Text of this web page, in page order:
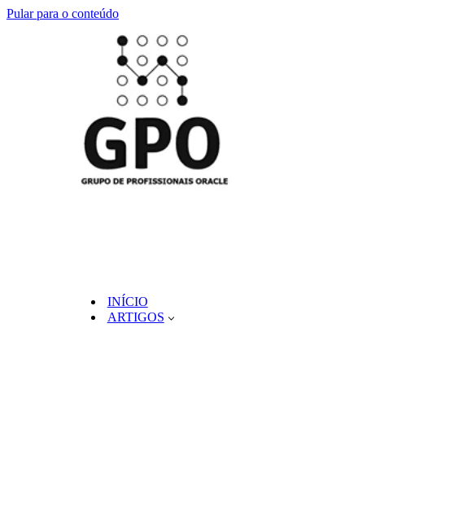
Pular para o conteúdo
INÍCIO
ARTIGOS